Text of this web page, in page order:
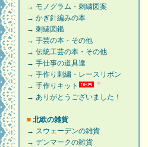
→ モノグラム・刺繍図案
→ かぎ針編みの本
→ 刺繍図鑑
→ 手芸の本・その他
→ 伝統工芸の本・その他
→ 手仕事の道具達
→ 手作り刺繍・レースリボン
→ 手作りキット
→ ありがとうございました！
■ 北欧の雑貨
→ スウェーデンの雑貨
→ デンマークの雑貨